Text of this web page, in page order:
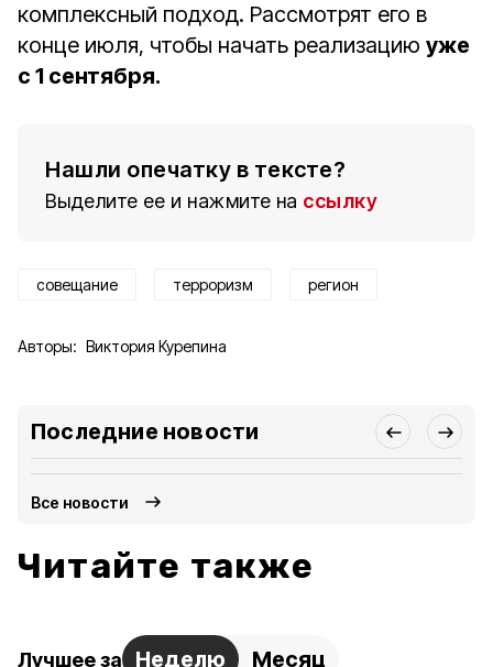
комплексный подход. Рассмотрят его в
конце июля, чтобы начать реализацию уже
с 1 сентября.
Нашли опечатку в тексте?
Выделите ее и нажмите на ссылку
совещание терроризм регион
Авторы: Виктория Курепина
Последние новости
Все новости
Читайте также
Лучшее за Неделю Месяц